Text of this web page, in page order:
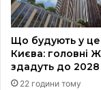
Що будують у
Києва: головні
здадуть до
22 години тому